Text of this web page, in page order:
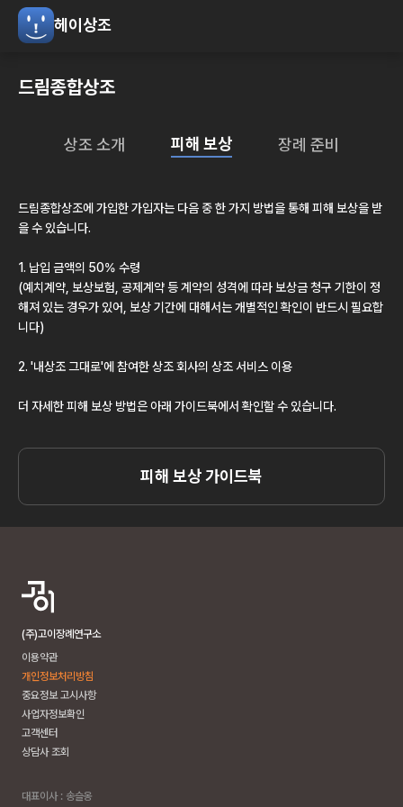
헤이상조
드림종합상조
상조 소개 피해 보상 장례 준비
드림종합상조에 가입한 가입자는 다음 중 한 가지 방법을 통해 피해 보상을 받
을 수 있습니다.
1. 납입 금액의 50% 수령
(예치계약, 보상보험, 공제계약 등 계약의 성격에 따라 보상금 청구 기한이 정
해져 있는 경우가 있어, 보상 기간에 대해서는 개별적인 확인이 반드시 필요합
니다)
2. '내상조 그대로'에 참여한 상조 회사의 상조 서비스 이용
더 자세한 피해 보상 방법은 아래 가이드북에서 확인할 수 있습니다.
피해 보상 가이드북
(주)고이장례연구소
이용약관
개인정보처리방침
중요정보 고시사항
사업자정보확인
고객센터
상담사 조회
대표이사 : 송슬옹